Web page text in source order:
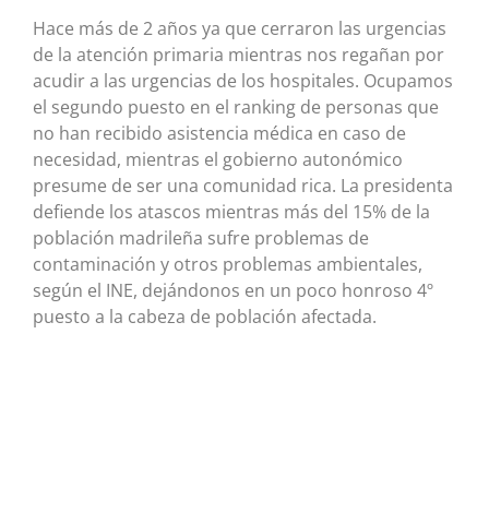
Hace más de 2 años ya que cerraron las urgencias
de la atención primaria mientras nos regañan por
acudir a las urgencias de los hospitales. Ocupamos
el segundo puesto en el ranking de personas que
no han recibido asistencia médica en caso de
necesidad, mientras el gobierno autonómico
presume de ser una comunidad rica. La presidenta
defiende los atascos mientras más del 15% de la
población madrileña sufre problemas de
contaminación y otros problemas ambientales,
según el INE, dejándonos en un poco honroso 4º
puesto a la cabeza de población afectada.